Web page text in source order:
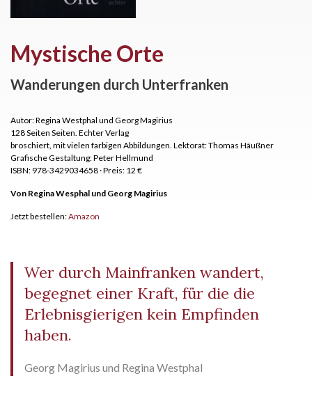
Mystische Orte
Wanderungen durch Unterfranken
Autor: Regina Westphal und Georg Magirius
128 Seiten Seiten. Echter Verlag
broschiert, mit vielen farbigen Abbildungen. Lektorat: Thomas Häußner
Grafische Gestaltung: Peter Hellmund
ISBN: 978-3429034658·Preis: 12 €
Von Regina Wesphal und Georg Magirius
Jetzt bestellen:Amazon
Wer durch Mainfranken wandert,
begegnet einer Kraft, für die die
Erlebnisgierigen kein Empfinden
haben.
Georg Magirius und Regina Westphal